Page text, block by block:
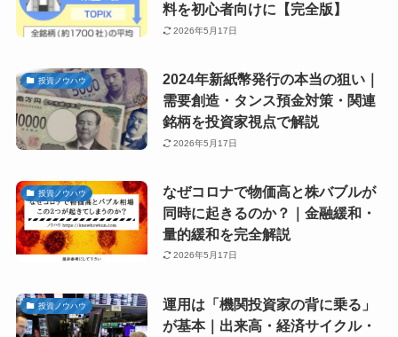
料を初心者向けに【完全版】
2026年5月17日
投資ノウハウ
2024年新紙幣発行の本当の狙い｜
需要創造・タンス預金対策・関連
銘柄を投資家視点で解説
2026年5月17日
投資ノウハウ
なぜコロナで物価高と株バブルが
同時に起きるのか？｜金融緩和・
量的緩和を完全解説
2026年5月17日
投資ノウハウ
運用は「機関投資家の背に乗る」
が基本｜出来高・経済サイクル・